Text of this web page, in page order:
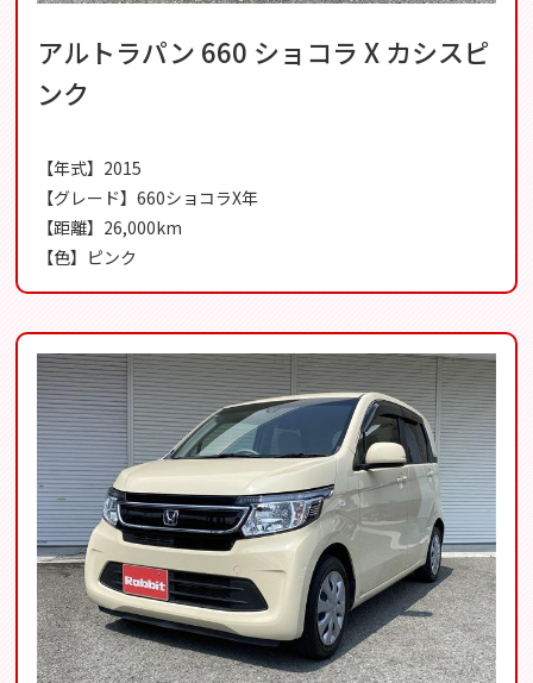
アルトラパン 660 ショコラ X カシスピ
ンク
【年式】2015
【グレード】660ショコラX年
【距離】26,000km
【色】ピンク